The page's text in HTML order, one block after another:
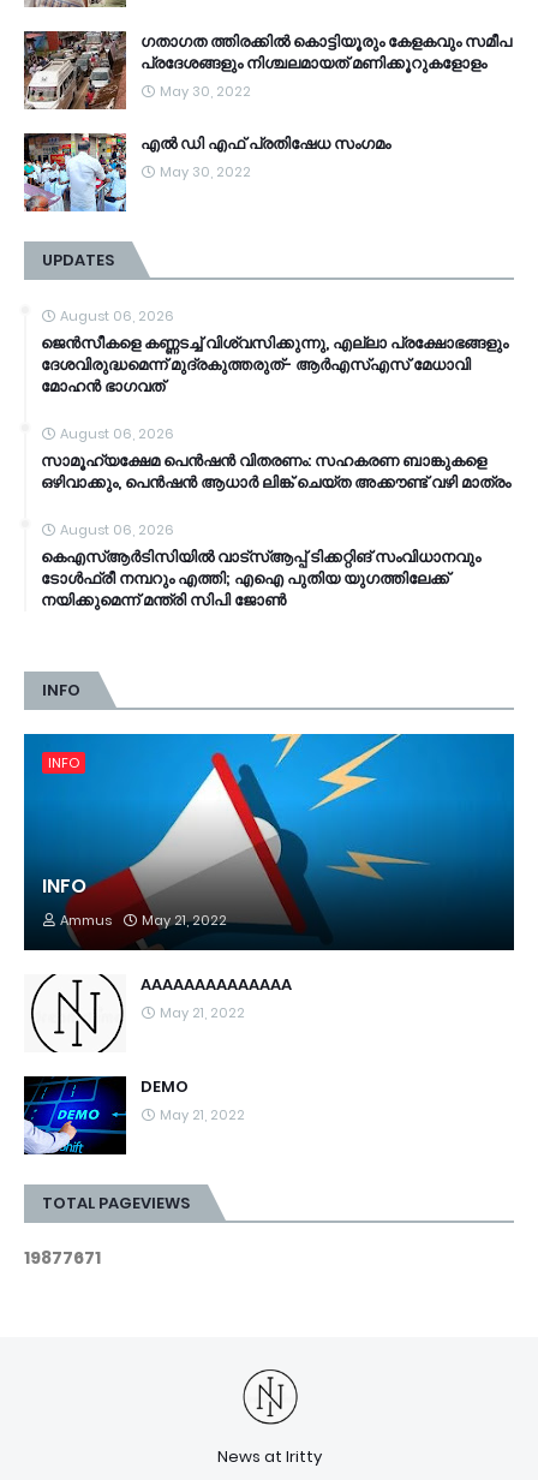
ഗതാഗത ത്തിരക്കിൽ കൊട്ടിയൂരും കേളകവും സമീപ
പ്രദേശങ്ങളും നിശ്ചലമായത് മണിക്കൂറുകളോളം
May 30, 2022
എൽ ഡി എഫ് പ്രതിഷേധ സംഗമം
May 30, 2022
UPDATES
August 06, 2026
ജെൻസീകളെ കണ്ണടച്ച് വിശ്വസിക്കുന്നു, എല്ലാ പ്രക്ഷോഭങ്ങളും
ദേശവിരുദ്ധമെന്ന് മുദ്രകുത്തരുത്- ആർഎസ്എസ് മേധാവി
മോഹൻ ഭാ​ഗവത്
August 06, 2026
സാമൂ​ഹ്യക്ഷേമ പെൻഷൻ വിതരണം: സഹകരണ ബാങ്കുകളെ
ഒഴിവാക്കും, പെൻഷൻ ആധാർ‌ ലിങ്ക് ചെയ്ത അക്കൗണ്ട് വഴി മാത്രം
August 06, 2026
കെഎസ്ആര്‍ടിസിയിൽ വാട്‌സ്ആപ്പ് ടിക്കറ്റിങ് സംവിധാനവും
ടോൾഫ്രീ നമ്പറും എത്തി; എഐ പുതിയ യുഗത്തിലേക്ക്
നയിക്കുമെന്ന് മന്ത്രി സിപി ജോൺ
INFO
INFO
INFO
Ammus May 21, 2022
AAAAAAAAAAAAAA
May 21, 2022
DEMO
May 21, 2022
TOTAL PAGEVIEWS
19877671
News at Iritty